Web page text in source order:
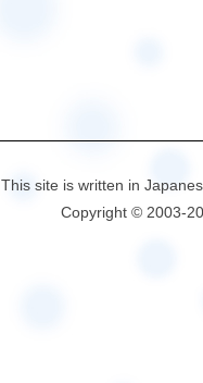
This site is written in
Copyright © 2003-